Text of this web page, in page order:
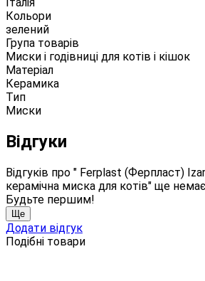
Кольори
зелений
Група товарів
Миски і годівниці для котів і кішок
Матеріал
Керамика
Тип
Миски
Відгуки
Відгуків про " Ferplast (Ферпласт)
керамічна миска для котів" ще
Будьте першим!
Ще
Додати відгук
Подібні товари